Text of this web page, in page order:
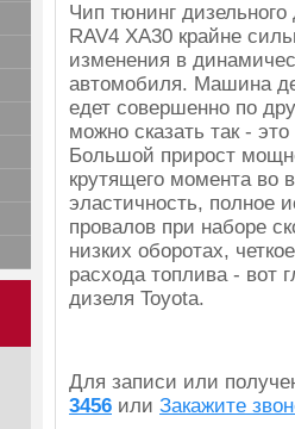
Чип тюнинг дизельного
RAV4 XA30 крайне
изменения в
автомобиля. Машина
едет совершенно по
можно сказать так -
Большой прирост
крутящего момента во
эластичность, полное
провалов при наборе
низких оборотах,
расхода топлива - вот
дизеля Toyota.
Для записи или
3456 или Закажите